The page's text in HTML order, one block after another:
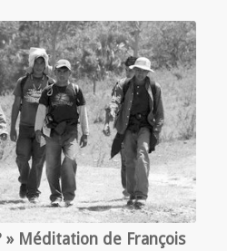
» Méditation de François